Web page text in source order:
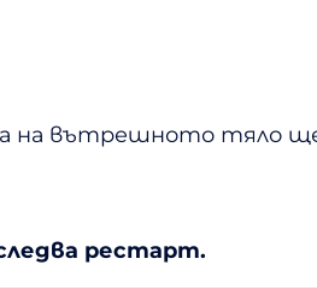
вътрешното тяло ще
рестарт.